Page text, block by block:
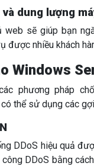
dung lượng
web sẽ giúp bạn
được nhiều khách
Windows
phương pháp
thể sử dụng các
DDoS hiệu quả
DDoS bằng